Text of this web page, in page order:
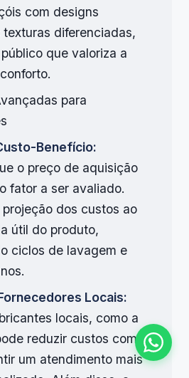
com designs
diferenciadas,
que valoriza a
para
Benefício:
o preço de aquisição
fator a ser avaliado.
projeção dos custos ao
útil do produto,
ciclos de lavagem e
Locais:
locais, como a
reduzir custos com
um atendimento mais